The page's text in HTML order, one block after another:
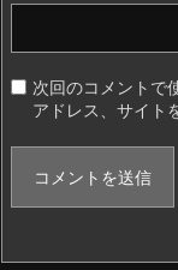
次回のコメントで
アドレス、サイト